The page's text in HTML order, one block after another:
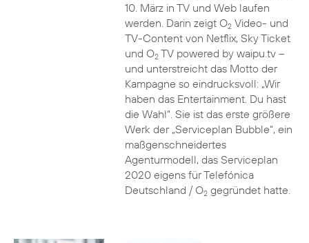
10. März in TV und Web laufen
werden. Darin zeigt O2Video- und
TV-Content von Netflix, Sky Ticket
und O2TV powered by waipu.tv –
und unterstreicht das Motto der
Kampagne so eindrucksvoll: „Wir
haben das Entertainment. Du hast
die Wahl“. Sie ist das erste größere
Werk der „Serviceplan Bubble“, ein
maßgenschneidertes
Agenturmodell, das Serviceplan
2020 eigens für Telefónica
Deutschland / O2gegründet hatte.